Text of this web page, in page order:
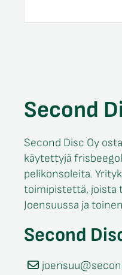
Second
Second Disc Oy
käytettyjä
pelikonsoleita.
toimipistettä, joista
Joensuussa ja
Second